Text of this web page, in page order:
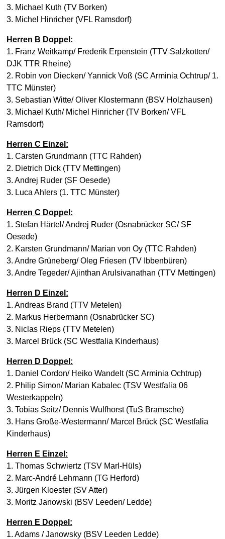
3. Michael Kuth (TV Borken)
3. Michel Hinricher (VFL Ramsdorf)
Herren B Doppel:
1. Franz Weitkamp/ Frederik Erpenstein (TTV Salzkotten/
DJK TTR Rheine)
2. Robin von Diecken/ Yannick Voß (SC Arminia Ochtrup/ 1.
TTC Münster)
3. Sebastian Witte/ Oliver Klostermann (BSV Holzhausen)
3. Michael Kuth/ Michel Hinricher (TV Borken/ VFL
Ramsdorf)
Herren C Einzel:
1. Carsten Grundmann (TTC Rahden)
2. Dietrich Dick (TTV Mettingen)
3. Andrej Ruder (SF Oesede)
3. Luca Ahlers (1. TTC Münster)
Herren C Doppel:
1. Stefan Härtel/ Andrej Ruder (Osnabrücker SC/ SF
Oesede)
2. Karsten Grundmann/ Marian von Oy (TTC Rahden)
3. Andre Grüneberg/ Oleg Friesen (TV Ibbenbüren)
3. Andre Tegeder/ Ajinthan Arulsivanathan (TTV Mettingen)
Herren D Einzel:
1. Andreas Brand (TTV Metelen)
2. Markus Herbermann (Osnabrücker SC)
3. Niclas Rieps (TTV Metelen)
3. Marcel Brück (SC Westfalia Kinderhaus)
Herren D Doppel:
1. Daniel Cordon/ Heiko Wandelt (SC Arminia Ochtrup)
2. Philip Simon/ Marian Kabalec (TSV Westfalia 06
Westerkappeln)
3. Tobias Seitz/ Dennis Wulfhorst (TuS Bramsche)
3. Hans Große-Westermann/ Marcel Brück (SC Westfalia
Kinderhaus)
Herren E Einzel:
1. Thomas Schwiertz (TSV Marl-Hüls)
2. Marc-André Lehmann (TG Herford)
3. Jürgen Kloester (SV Atter)
3. Moritz Janowski (BSV Leeden/ Ledde)
Herren E Doppel:
1. Adams / Janowsky (BSV Leeden Ledde)